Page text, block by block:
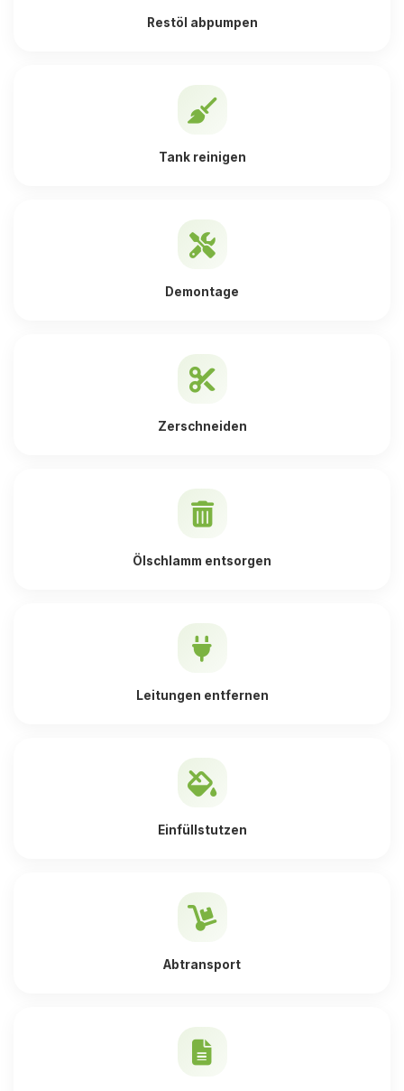
Restöl abpumpen
Tank reinigen
Demontage
Zerschneiden
Ölschlamm entsorgen
Leitungen entfernen
Einfüllstutzen
Abtransport